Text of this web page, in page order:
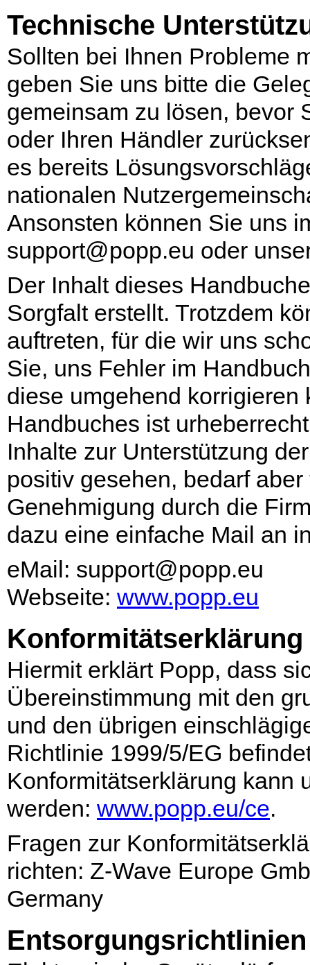
Technische
Sollten bei Ihnen Probleme
geben Sie uns bitte die
gemeinsam zu lösen, bevor
oder Ihren Händler
es bereits
nationalen
Ansonsten können Sie uns
support@popp.eu oder
Der Inhalt dieses
Sorgfalt erstellt. Trotzdem
auftreten, für die wir uns
Sie, uns Fehler im
diese umgehend korrigieren
Handbuches ist
Inhalte zur Unterstützung
positiv gesehen, bedarf
Genehmigung durch die
dazu eine einfache Mail an
eMail: support@popp.eu
Webseite: www.popp.eu
Konformitätserklärung
Hiermit erklärt Popp, dass
Übereinstimmung mit den
und den übrigen
Richtlinie 1999/5/EG
Konformitätserklärung kann
werden: www.popp.eu/ce.
Fragen zur
richten: Z-Wave Europe
Germany
Entsorgungsrichtlinien